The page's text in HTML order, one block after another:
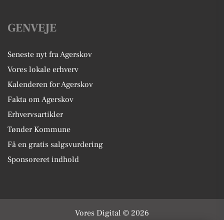
GENVEJE
Seneste nyt fra Agerskov
Vores lokale erhverv
Kalenderen for Agerskov
Fakta om Agerskov
Erhvervsartikler
Tønder Kommune
Få en gratis salgsvurdering
Sponsoreret indhold
Vores Digital © 2026